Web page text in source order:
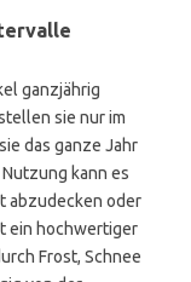
ganzjährig
sie nur im
das ganze Jahr
kann es
abzudecken oder
ein hochwertiger
Frost, Schnee